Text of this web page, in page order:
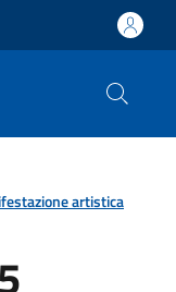
artistica